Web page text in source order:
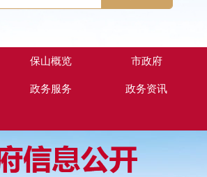
保山概览 市政府
政务服务 政务资讯